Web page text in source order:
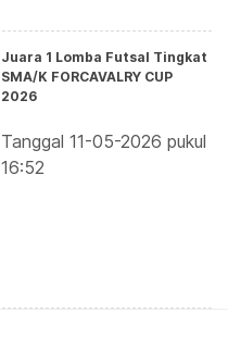
Juara 1 Lomba Futsal Tingkat
SMA/K FORCAVALRY CUP
2026
Tanggal 11-05-2026 pukul
16:52